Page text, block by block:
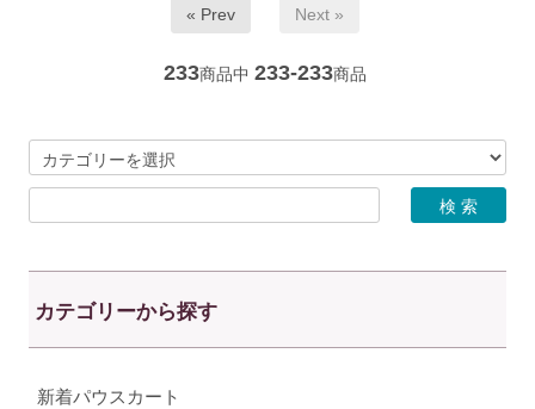
« Prev Next »
233商品中 233-233商品
カテゴリーから探す
新着パウスカート